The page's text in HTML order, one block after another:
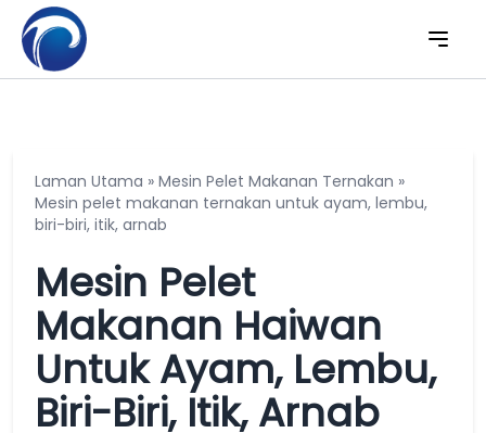
Laman Utama » Mesin Pelet Makanan Ternakan »
Mesin pelet makanan ternakan untuk ayam, lembu,
biri-biri, itik, arnab
Mesin Pelet
Makanan Haiwan
Untuk Ayam, Lembu,
Biri-Biri, Itik, Arnab